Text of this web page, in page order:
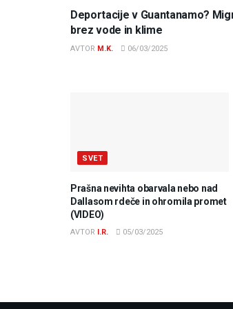
Deportacije v Guantanamo?
brez vode in klime
AVTOR M.K. 06/03/2025
SVET
Prašna nevihta obarvala nebo nad
Dallasom rdeče in ohromila promet
(VIDEO)
AVTOR I.R. 05/03/2025